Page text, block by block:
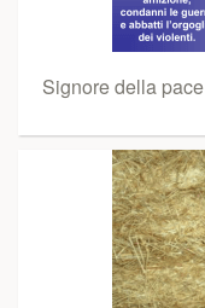
Signore della pace